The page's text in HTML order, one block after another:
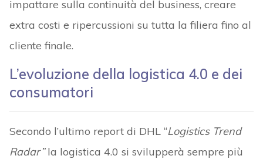
impattare sulla continuità del business, creare
extra costi e ripercussioni su tutta la filiera fino al
cliente finale.
L’evoluzione della logistica 4.0 e dei
consumatori
Secondo l’ultimo report di DHL “Logistics Trend
Radar”la logistica 4.0 si svilupperà sempre più